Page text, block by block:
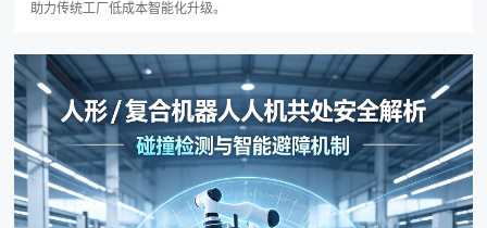
助力传统工厂低成本智能化升级。